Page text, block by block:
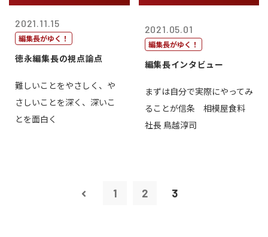
2021.11.15
編集長がゆく！
徳永編集長の視点論点
難しいことをやさしく、や
さしいことを深く、深いこ
とを面白く
2021.05.01
編集長がゆく！
編集長インタビュー
まずは自分で実際にやってみ
ることが信条 相模屋食料
社長 鳥越淳司
1 2 3